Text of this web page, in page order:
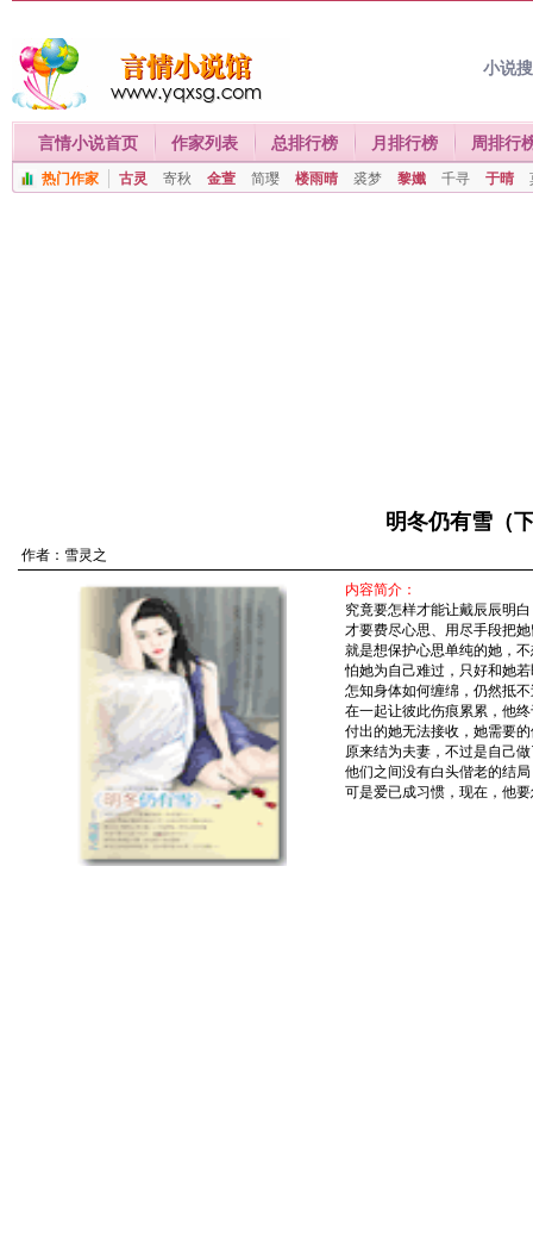
小说
言情小说首页 作家列表 总排行榜 月排行榜 周排行
热门作家 古灵 寄秋 金萱 简璎 楼雨晴 裘梦 黎孅 千寻 于晴
明冬仍有雪（
作者： 雪灵之
内容简介：
究竟要怎样才能让戴辰辰明
才要费尽心思、用尽手段把
就是想保护心思单纯的她，
怕她为自己难过，只好和她
怎知身体如何缠绵，仍然抵
在一起让彼此伤痕累累，他
付出的她无法接收，她需要
原来结为夫妻，不过是自己
他们之间没有白头偕老的结
可是爱已成习惯，现在，他